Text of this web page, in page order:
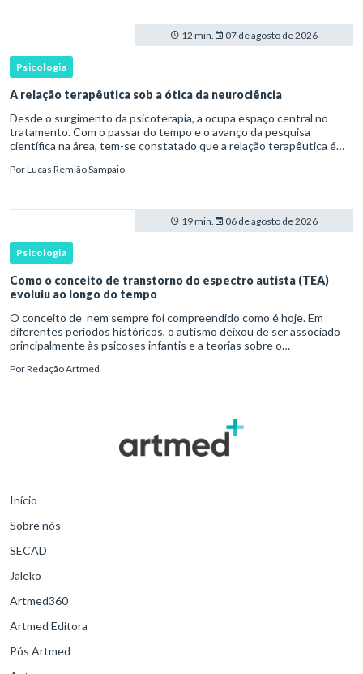
12 min. 07 de agosto de 2026
Psicologia
A relação terapêutica sob a ótica da neurociência
Desde o surgimento da psicoterapia, a ocupa espaço central no
tratamento. Com o passar do tempo e o avanço da pesquisa
científica na área, tem-se constatado que a relação terapêutica é
PorLucas Remião Sampaio
19 min. 06 de agosto de 2026
Psicologia
Como o conceito de transtorno do espectro autista (TEA)
evoluiu ao longo do tempo
O conceito de nem sempre foi compreendido como é hoje. Em
diferentes períodos históricos, o autismo deixou de ser associado
principalmente às psicoses infantis e a teorias sobre o
transtorno do des
PorRedação Artmed
Início
Sobre nós
SECAD
Jaleko
Artmed360
Artmed Editora
Pós Artmed